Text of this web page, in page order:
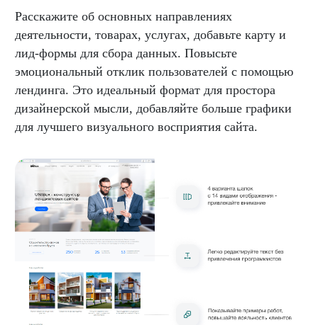
Расскажите об основных направлениях
деятельности, товарах, услугах, добавьте карту и
лид-формы для сбора данных. Повысьте
эмоциональный отклик пользователей с помощью
лендинга. Это идеальный формат для простора
дизайнерской мысли, добавляйте больше графики
для лучшего визуального восприятия сайта.